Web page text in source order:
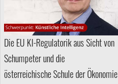
Die EU KI-Regulatorik aus Sicht von
Schumpeter und die
österreichische Schule der Ökonomie